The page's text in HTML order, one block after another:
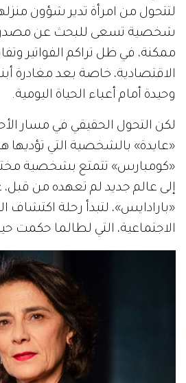
لتتحول من امرأة تدير شؤون
شخصية تسعى للبحث عن مصدر
ممكنة، في ظل تراكم الفواتير
الاقتصادية، خاصة بعد مغادرة
وحيدة أمام أعباء الحياة اليومية.
لكن التحول الحقيقي في مسار
«عايدة» بالشخصية التي تؤديها
«كومبارس» تتمتع بشخصية
إلى عالم جديد لم تعهده من
«بارادايس»، لتبدأ رحلة اكتشاف
الاجتماعية، التي لطالما حكمت